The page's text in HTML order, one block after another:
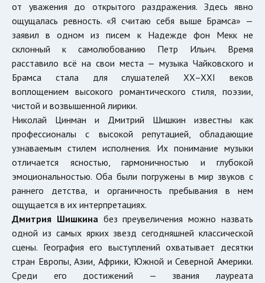
от уважения до открытого раздражения. Здесь явно
ощущалась ревность. «Я считаю себя выше Брамса» —
заявил в одном из писем к Надежде фон Мекк не
склонный к самолюбованию Петр Ильич. Время
расставило всё на свои места — музыка Чайковского и
Брамса стала для слушателей XX–XXI веков
воплощением высокого романтического стиля, поэзии,
чистой и возвышенной лирики.
Николай Цинман и Дмитрий Шишкин известны как
профессионалы с высокой репутацией, обладающие
узнаваемым стилем исполнения. Их понимание музыки
отличается ясностью, гармоничностью и глубокой
эмоциональностью. Оба были погружены в мир звуков с
раннего детства, и органичность пребывания в нем
ощущается в их интерпретациях.
Дмитрия Шишкинабез преувеличения можно назвать
одной из самых ярких звезд сегодняшней классической
сцены. География его выступлений охватывает десятки
стран Европы, Азии, Африки, Южной и Северной Америки.
Среди его достижений — звания лауреата